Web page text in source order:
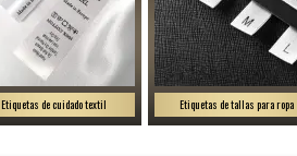
Etiquetas de cuidado textil Etiquetas de tallas para ropa